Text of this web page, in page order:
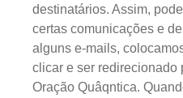
destinatários. Assim,
certas comunicações e
alguns e-mails,
clicar e ser redirecionado
Oração Quâqntica.